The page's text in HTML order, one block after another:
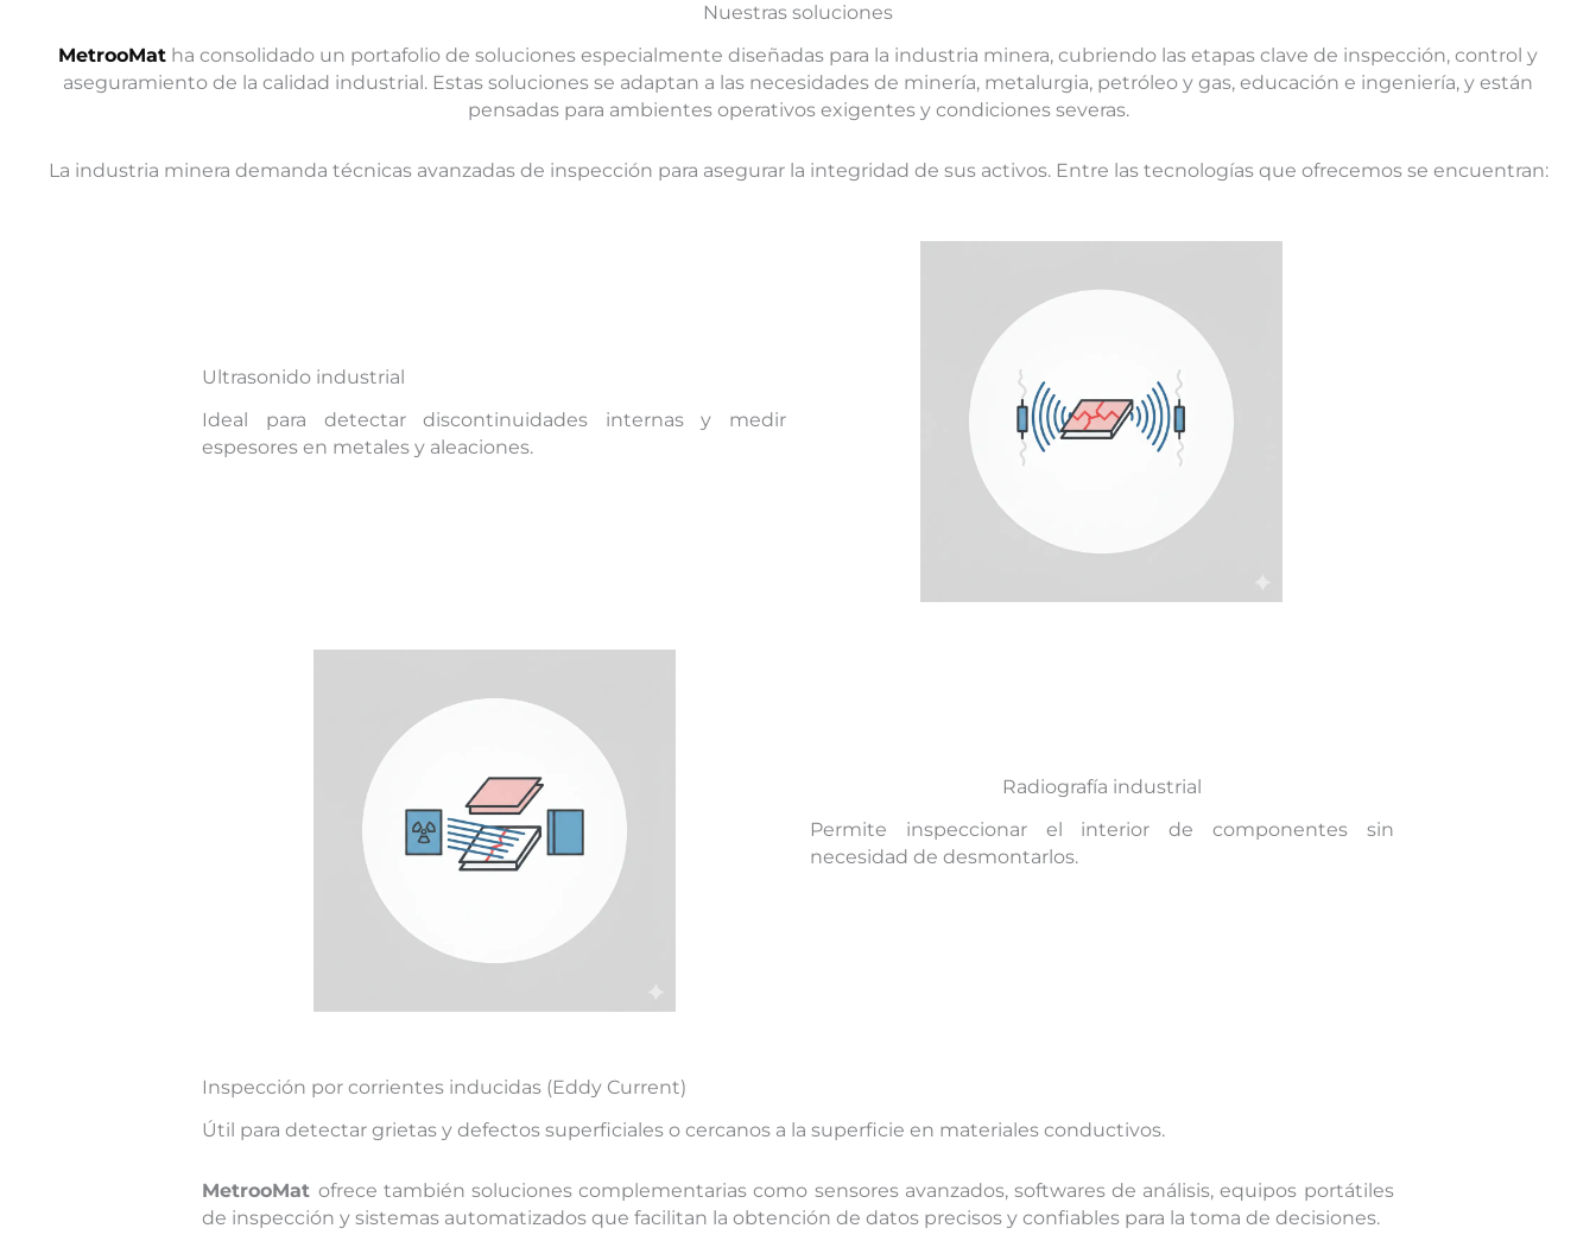
Nuestras soluciones
MetrooMat ha consolidado un portafolio de soluciones especialmente diseñadas para la industria minera, cubriendo las etapas clave de inspección, control y
aseguramiento de la calidad industrial. Estas soluciones se adaptan a las necesidades de minería, metalurgia, petróleo y gas, educación e ingeniería, y están
pensadas para ambientes operativos exigentes y condiciones severas.
La industria minera demanda técnicas avanzadas de inspección para asegurar la integridad de sus activos. Entre las tecnologías que ofrecemos se encuentran:
Ultrasonido industrial
Ideal para detectar discontinuidades internas y medir
espesores en metales y aleaciones.
Radiografía industrial
Permite inspeccionar el interior de componentes sin
necesidad de desmontarlos.
Inspección por corrientes inducidas (Eddy Current)
Útil para detectar grietas y defectos superficiales o cercanos a la superficie en materiales conductivos.
MetrooMat ofrece también soluciones complementarias como sensores avanzados, softwares de análisis, equipos portátiles
de inspección y sistemas automatizados que facilitan la obtención de datos precisos y confiables para la toma de decisiones.